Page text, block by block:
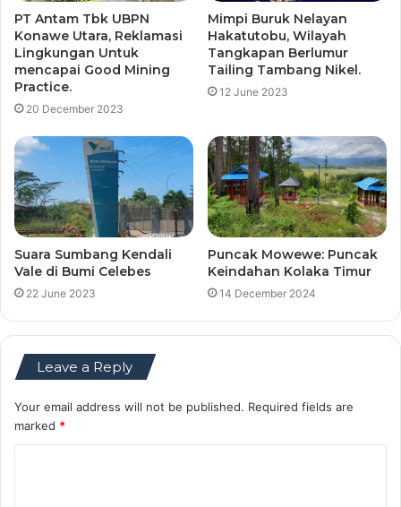
PT Antam Tbk UBPN
Konawe Utara, Reklamasi
Lingkungan Untuk
mencapai Good Mining
Practice.
20 December 2023
Mimpi Buruk Nelayan
Hakatutobu, Wilayah
Tangkapan Berlumur
Tailing Tambang Nikel.
12 June 2023
Suara Sumbang Kendali
Vale di Bumi Celebes
22 June 2023
Puncak Mowewe: Puncak
Keindahan Kolaka Timur
14 December 2024
Leave a Reply
Your email address will not be published. Required fields are
marked *